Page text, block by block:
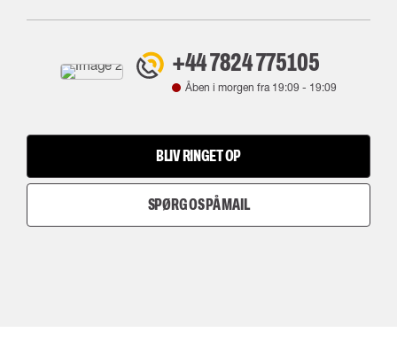
+44 7824 775105
Åben i morgen fra 19:09 - 19:09
BLIV RINGET OP
SPØRG OS PÅ MAIL